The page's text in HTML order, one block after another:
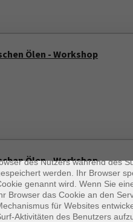
Ölen - Workshop
Ölen - Workshop
des Nutzers während des
werden. Ihr Browser
genannt wird. Wenn Sie
Browser das Cookie an den
für Websites
Aktivitäten des Benutzers